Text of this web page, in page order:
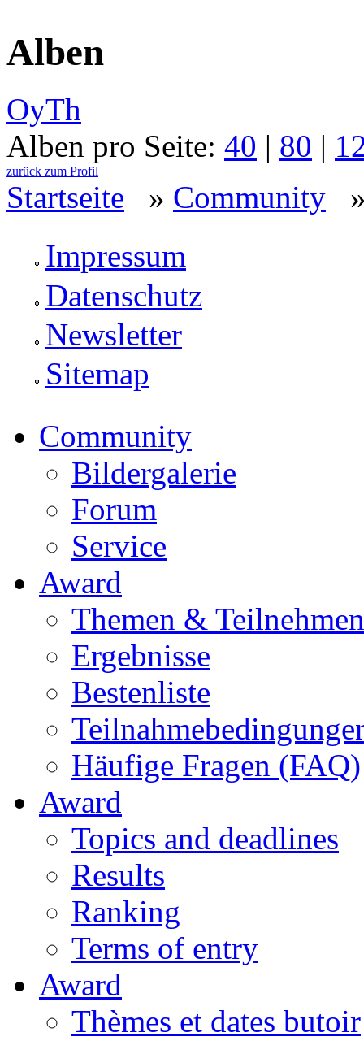
Alben
OyTh
Alben pro Seite: 40 | 80 |
zurück zum Profil
Startseite » Community
Impressum
Datenschutz
Newsletter
Sitemap
Community
Bildergalerie
Forum
Service
Award
Themen & Teilnehmen
Ergebnisse
Bestenliste
Häufige Fragen (FAQ)
Award
Topics and deadlines
Results
Ranking
Terms of entry
Award
Thèmes et dates butoir